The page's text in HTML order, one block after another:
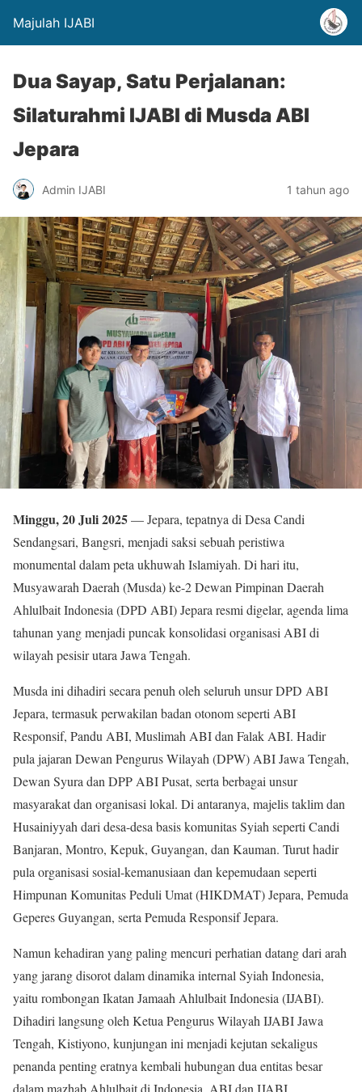
Majulah IJABI
Dua Sayap, Satu Perjalanan:
Silaturahmi IJABI di Musda ABI
Jepara
Admin IJABI 1 tahun ago
Minggu, 20 Juli 2025— Jepara, tepatnya di Desa Candi
Sendangsari, Bangsri, menjadi saksi sebuah peristiwa
monumental dalam peta ukhuwah Islamiyah. Di hari itu,
Musyawarah Daerah (Musda) ke-2 Dewan Pimpinan Daerah
Ahlulbait Indonesia (DPD ABI) Jepara resmi digelar, agenda lima
tahunan yang menjadi puncak konsolidasi organisasi ABI di
wilayah pesisir utara Jawa Tengah.
Musda ini dihadiri secara penuh oleh seluruh unsur DPD ABI
Jepara, termasuk perwakilan badan otonom seperti ABI
Responsif, Pandu ABI, Muslimah ABI dan Falak ABI. Hadir
pula jajaran Dewan Pengurus Wilayah (DPW) ABI Jawa Tengah,
Dewan Syura dan DPP ABI Pusat, serta berbagai unsur
masyarakat dan organisasi lokal. Di antaranya, majelis taklim dan
Husainiyyah dari desa-desa basis komunitas Syiah seperti Candi
Banjaran, Montro, Kepuk, Guyangan, dan Kauman. Turut hadir
pula organisasi sosial-kemanusiaan dan kepemudaan seperti
Himpunan Komunitas Peduli Umat (HIKDMAT) Jepara, Pemuda
Geperes Guyangan, serta Pemuda Responsif Jepara.
Namun kehadiran yang paling mencuri perhatian datang dari arah
yang jarang disorot dalam dinamika internal Syiah Indonesia,
yaitu rombongan Ikatan Jamaah Ahlulbait Indonesia (IJABI).
Dihadiri langsung oleh Ketua Pengurus Wilayah IJABI Jawa
Tengah, Kistiyono, kunjungan ini menjadi kejutan sekaligus
penanda penting eratnya kembali hubungan dua entitas besar
dalam mazhab Ahlulbait di Indonesia, ABI dan IJABI.